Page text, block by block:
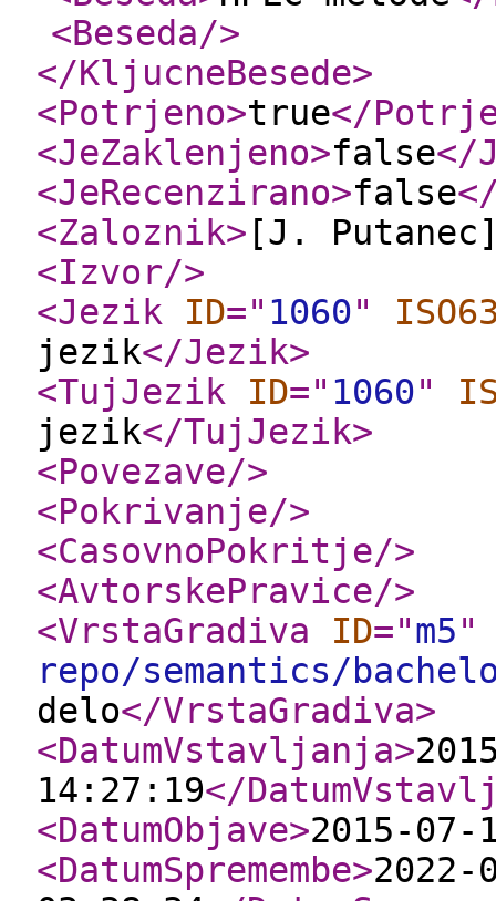
<Beseda/>
</KljucneBesede>
<Potrjeno>true</
<JeZaklenjeno>false</
<JeRecenzirano>false
<Zaloznik> [J.
<Izvor/>
<Jezik
ID=" 1060"
jezik</Jezik>
<TujJezik
ID=" 1060"
jezik</TujJezik>
<Povezave/>
<Pokrivanje/>
<CasovnoPokritje/>
<AvtorskePravice/>
<VrstaGradiva
ID="m5"
repo/semantics/
delo</VrstaGradiva>
<DatumVstavljanja>
14:27:19</
<DatumObjave>2015-07-
<DatumSpremembe>2022-